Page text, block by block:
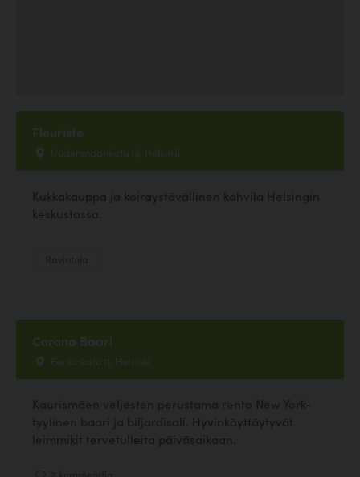
Fleuriste
Uudenmaankatu 13, Helsinki
Kukkakauppa ja koiraystävällinen kahvila Helsingin
keskustassa.
Corona Baari
Eerikinkatu 11, Helsinki
Kaurismäen veljesten perustama rento New York-
tyylinen baari ja biljardisali. Hyvinkäyttäytyvät
leimmikit tervetulleita päiväsaikaan.